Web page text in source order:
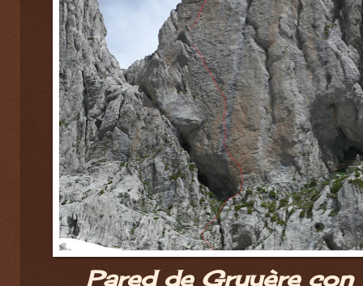
Pared de Gruyère